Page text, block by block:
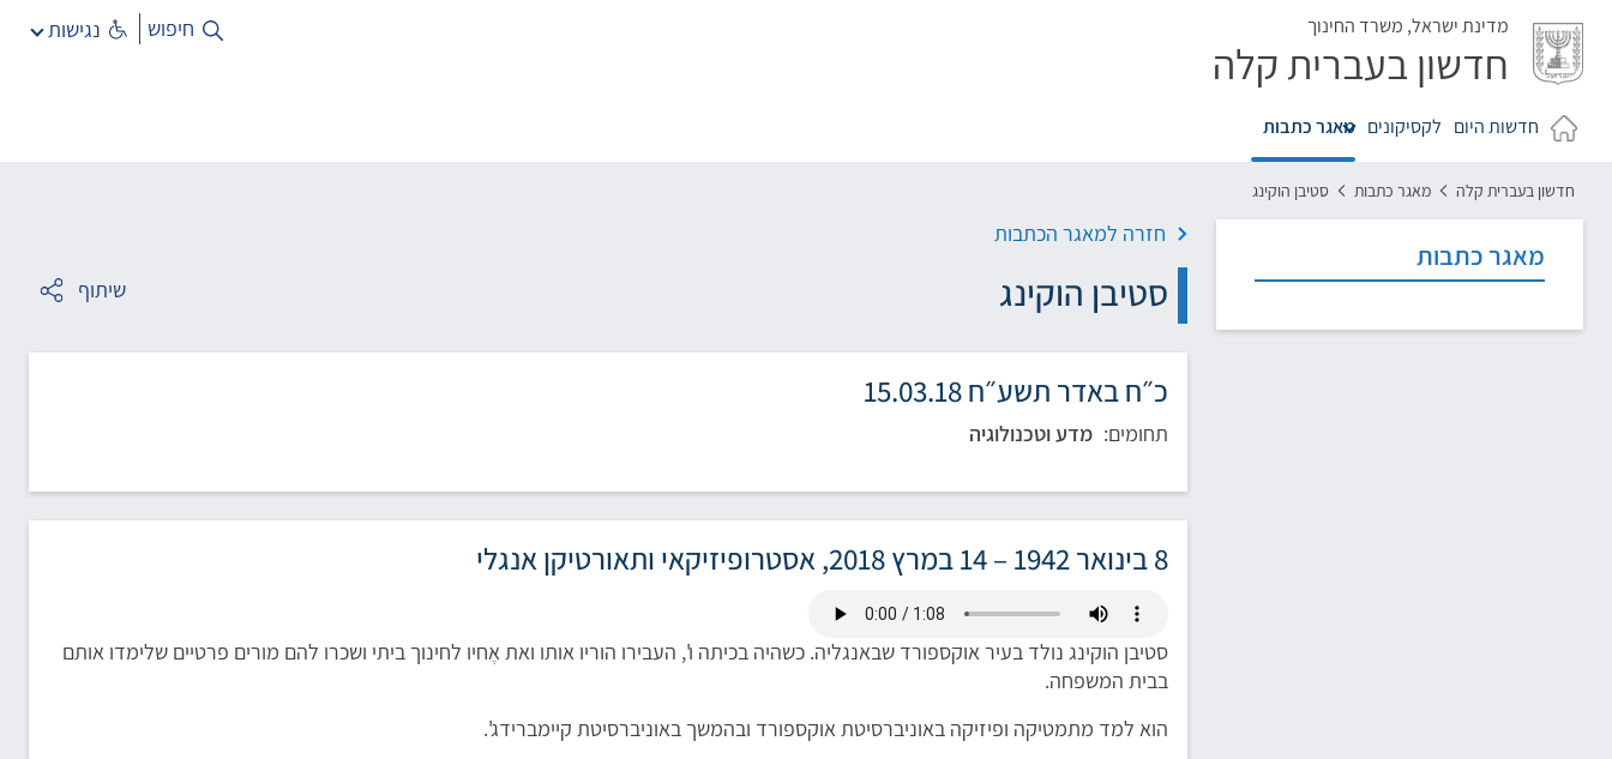
דלג
מדינת ישראל, משרד החינוך
חדשון בעברית קלה
חיפוש נגישות
חדשות היום לקסיקונים מאגר כתבות
חדשון בעברית קלה מאגר כתבות סטיבן הוקינג
מאגר כתבות
חזרה למאגר הכתבות
סטיבן הוקינג שיתוף
כ״ח באדר תשע״ח 15.03.18
תחומים: מדע וטכנולוגיה
8 בינואר 1942 – 14 במרץ 2018, אסטרופיזיקאי ותאורטיקן אנגלי
סטיבן הוקינג נולד בעיר אוקספורד שבאנגליה. כשהיה בכיתה ו', העבירו הוריו אותו ואת אֶחיו לחינוך ביתי ושכרו להם מורים פרטיים שלימדו אותם
בבית המשפחה.
הוא למד מתמטיקה ופיזיקה באוניברסיטת אוקספורד ובהמשך באוניברסיטת קיימברידג'.